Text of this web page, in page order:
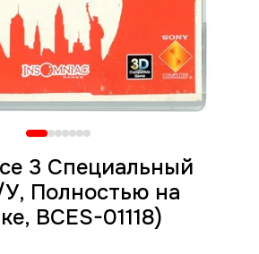
3 Специальный
Полностью на
BCES-01118)